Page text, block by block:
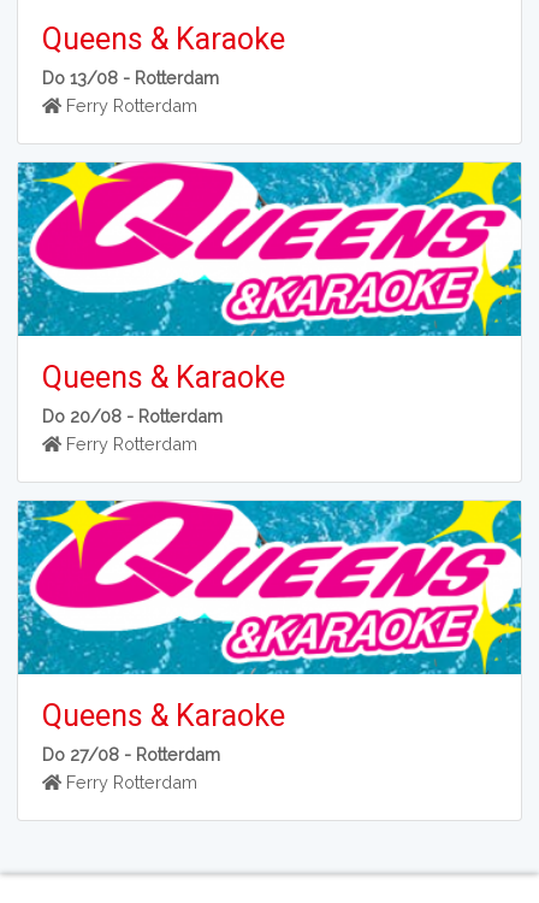
Queens & Karaoke
Do 13/08 - Rotterdam
Ferry Rotterdam
Queens & Karaoke
Do 20/08 - Rotterdam
Ferry Rotterdam
Queens & Karaoke
Do 27/08 - Rotterdam
Ferry Rotterdam